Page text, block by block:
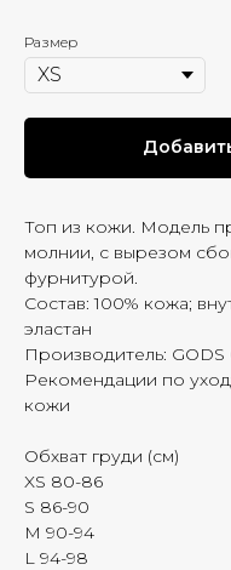
Размер
Топ из кожи. Модель
молнии, с вырезом
фурнитурой.
Состав: 100% кожа;
эластан
Производитель:
Рекомендации по
кожи
Обхват груди (см)
XS 80-86
S 86-90
M 90-94
L 94-98